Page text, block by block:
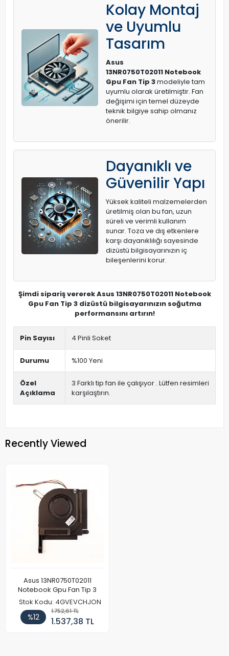
Kolay Montaj
ve Uyumlu
Tasarım
Asus
13NR0750T02011 Notebook
Gpu Fan Tip 3modeliyle tam
uyumlu olarak üretilmiştir. Fan
değişimi için temel düzeyde
teknik bilgiye sahip olmanız
önerilir.
Dayanıklı ve
Güvenilir Yapı
Yüksek kaliteli malzemelerden
üretilmiş olan bu fan, uzun
süreli ve verimli kullanım
sunar. Toza ve dış etkenlere
karşı dayanıklılığı sayesinde
dizüstü bilgisayarınızın iç
bileşenlerini korur.
Şimdi sipariş vererek Asus 13NR0750T02011 Notebook
Gpu Fan Tip 3 dizüstü bilgisayarınızın soğutma
performansını artırın!
Pin Sayısı 4 Pinli Soket
Durumu %100 Yeni
Özel
Açıklama
3 Farklı tip fan ile çalışıyor . Lütfen resimleri
karşılaştırın.
Recently Viewed
Asus 13NR0750T02011
Notebook Gpu Fan Tip 3
Stok Kodu: 4GVEVCHJON
%12
1.752,61 TL
1.537,38 TL